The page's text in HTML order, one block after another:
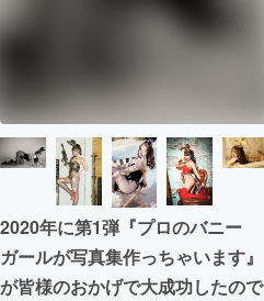
CAMPFIRE for Social Good
CAMPFIREふるさと納税
2020年に第1弾『プロのバニー
ガールが写真集作っちゃいます』
が皆様のおかげで大成功したので